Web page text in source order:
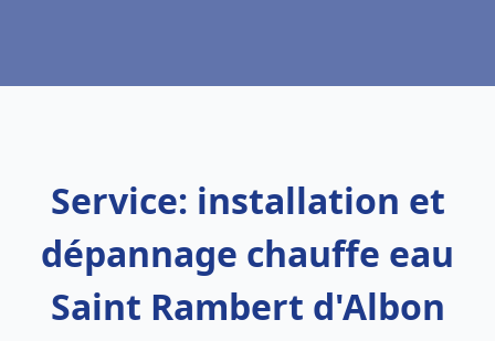
Service: installation et
dépannage chauffe eau
Saint Rambert d'Albon